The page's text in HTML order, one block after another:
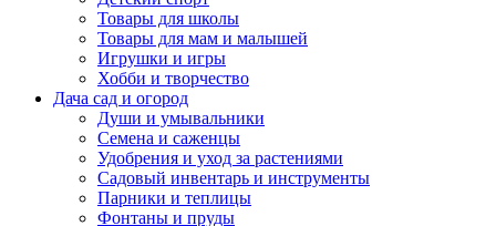
Товары для школы
Товары для мам и малышей
Игрушки и игры
Хобби и творчество
Дача сад и огород
Души и умывальники
Семена и саженцы
Удобрения и уход за растениями
Садовый инвентарь и инструменты
Парники и теплицы
Фонтаны и пруды